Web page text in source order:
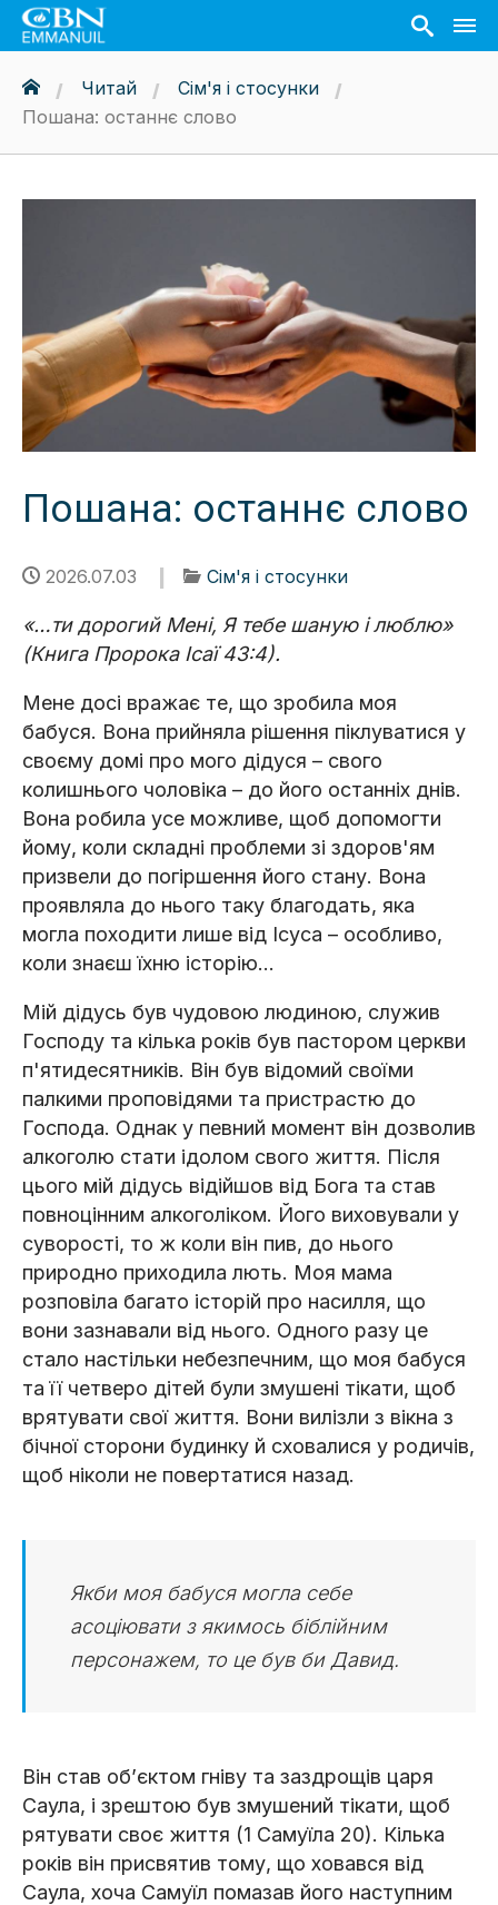
Читай
Сім'я і стосунки
Пошана: останнє слово
Пошана: останнє слово
2026.07.03 Сім'я і стосунки
«…ти дорогий Мені, Я тебе шаную і люблю»
(Книга Пророка Ісаї 43:4).
Мене досі вражає те, що зробила моя
бабуся. Вона прийняла рішення піклуватися у
своєму домі про мого дідуся – свого
колишнього чоловіка – до його останніх днів.
Вона робила усе можливе, щоб допомогти
йому, коли складні проблеми зі здоров'ям
призвели до погіршення його стану. Вона
проявляла до нього таку благодать, яка
могла походити лише від Ісуса – особливо,
коли знаєш їхню історію…
Мій дідусь був чудовою людиною, служив
Господу та кілька років був пастором церкви
п'ятидесятників. Він був відомий своїми
палкими проповідями та пристрастю до
Господа. Однак у певний момент він дозволив
алкоголю стати ідолом свого життя. Після
цього мій дідусь відійшов від Бога та став
повноцінним алкоголіком. Його виховували у
суворості, то ж коли він пив, до нього
природно приходила лють. Моя мама
розповіла багато історій про насилля, що
вони зазнавали від нього. Одного разу це
стало настільки небезпечним, що моя бабуся
та її четверо дітей були змушені тікати, щоб
врятувати свої життя. Вони вилізли з вікна з
бічної сторони будинку й сховалися у родичів,
щоб ніколи не повертатися назад.
Якби моя бабуся могла себе
асоціювати з якимось біблійним
персонажем, то це був би Давид.
Він став об’єктом гніву та заздрощів царя
Саула, і зрештою був змушений тікати, щоб
рятувати своє життя (1 Самуїла 20). Кілька
років він присвятив тому, що ховався від
Саула, хоча Самуїл помазав його наступним